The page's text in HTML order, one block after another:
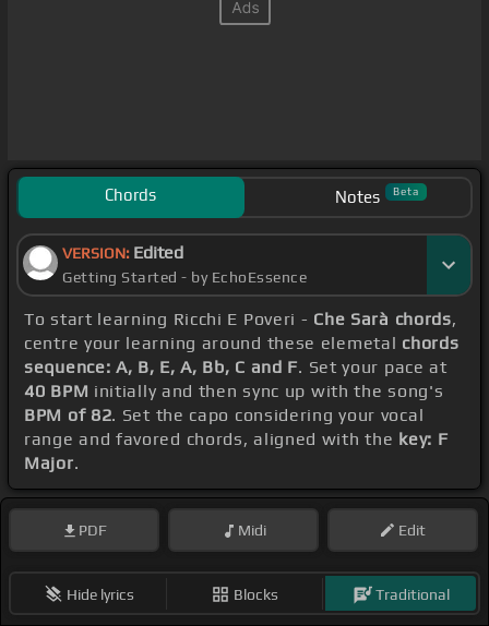
Chords Notes Beta
VERSION: Edited
Getting Started - by EchoEssence
To start learning Ricchi E Poveri - Che Sarà chords,
centre your learning around these elemetal chords
sequence: A, B, E, A, Bb, C and F. Set your pace at
40 BPM initially and then sync up with the song's
BPM of 82. Set the capo considering your vocal
range and favored chords, aligned with the key: F
Major.
PDF Midi Edit
Hide lyrics Blocks Traditional